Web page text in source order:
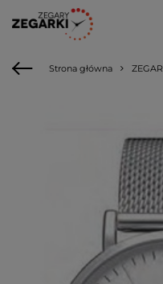
Strona główna